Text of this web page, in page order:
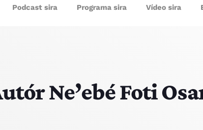
Podcast sira Programa sira Vídeo sira
Ne’ebé Foti